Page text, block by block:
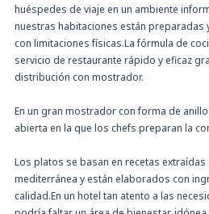
huéspedes de viaje en un ambiente
nuestras habitaciones están preparadas
con limitaciones físicas.La fórmula de
servicio de restaurante rápido y eficaz
distribución con mostrador.
En un gran mostrador con forma de
abierta en la que los chefs preparan la
Los platos se basan en recetas
mediterránea y están elaborados con
calidad.En un hotel tan atento a las